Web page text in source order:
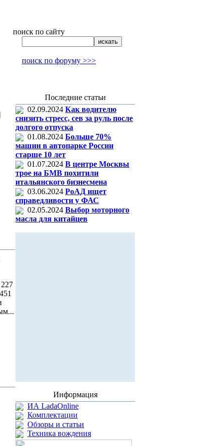
поиск по сайту
поиск по форуму >>>
Последние статьи
02.09.2024 Как водителю
снизить стресс, сев за руль после
долгого отпуска
01.08.2024 Больше 70%
машин в автопарке России
старше 10 лет
01.07.2024 В центре Москвы
трое на БМВ похитили
итальянского бизнесмена
03.06.2024 РоАД ищет
справедливости у ФАС
02.05.2024 Выбор моторного
масла для китайцев
Информация
ИА LadaOnline
Комплектации
Обзоры и статьи
Техника вождения